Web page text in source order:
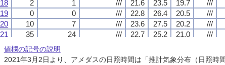
18
2 1 /// 21.6 23.5 19.7 ///
19
0 0 /// 22.8 26.4 20.5 ///
20
10 7 /// 23.6 27.5 20.2 ///
21
35 24 /// 22.7 25.2 21.0 ///
22
5
23
11 5 /// 25.0 28.1 22.7 ///
18
2 1 /// 21.6 23.5 19.7 ///
19
0 0 /// 22.8 26.4 20.5 ///
20
10 7 /// 23.6 27.5 20.2 ///
21
35 24 /// 22.7 25.2 21.0 ///
22
5
23
11 5 /// 25.0 28.1 22.7 ///
18
2 1 /// 21.6 23.5 19.7 ///
19
0 0 /// 22.8 26.4 20.5 ///
20
10 7 /// 23.6 27.5 20.2 ///
21
35 24 /// 22.7 25.2 21.0 ///
22
5
23
11 5 /// 25.0 28.1 22.7 ///
18
2 1 /// 21.6 23.5 19.7 ///
19
0 0 /// 22.8 26.4 20.5 ///
20
10 7 /// 23.6 27.5 20.2 ///
21
35 24 /// 22.7 25.2 21.0 ///
22
5
23
11 5 /// 25.0 28.1 22.7 ///
値欄の記号の説明
2021年3月2日より、アメダスの日照時間は「推計気象分布（日照